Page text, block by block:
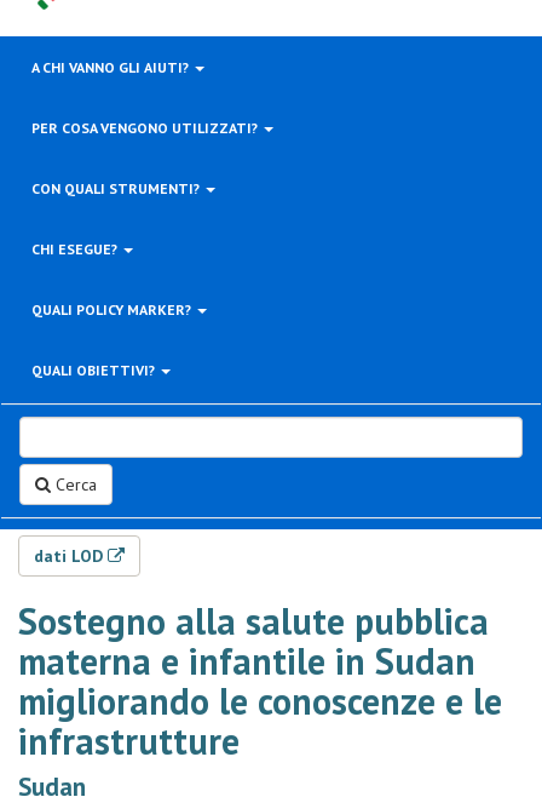
A CHI VANNO GLI AIUTI?
PER COSA VENGONO UTILIZZATI?
CON QUALI STRUMENTI?
CHI ESEGUE?
QUALI POLICY MARKER?
QUALI OBIETTIVI?
Cerca
dati LOD
Sostegno alla salute pubblica
materna e infantile in Sudan
migliorando le conoscenze e le
infrastrutture
Sudan